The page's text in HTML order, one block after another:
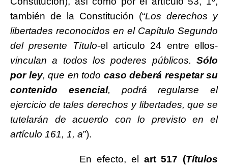
también de la Constitución (“Los derechos y
libertades reconocidos en el Capítulo Segundo
del presente Título-el artículo 24 entre ellos-
vinculan a todos los poderes públicos. Sólo
por ley, que en todo caso deberá respetar su
contenido esencial, podrá regularse el
ejercicio de tales derechos y libertades, que se
tutelarán de acuerdo con lo previsto en el
artículo 161, 1, a”).
En efecto, el art 517 (Títulos